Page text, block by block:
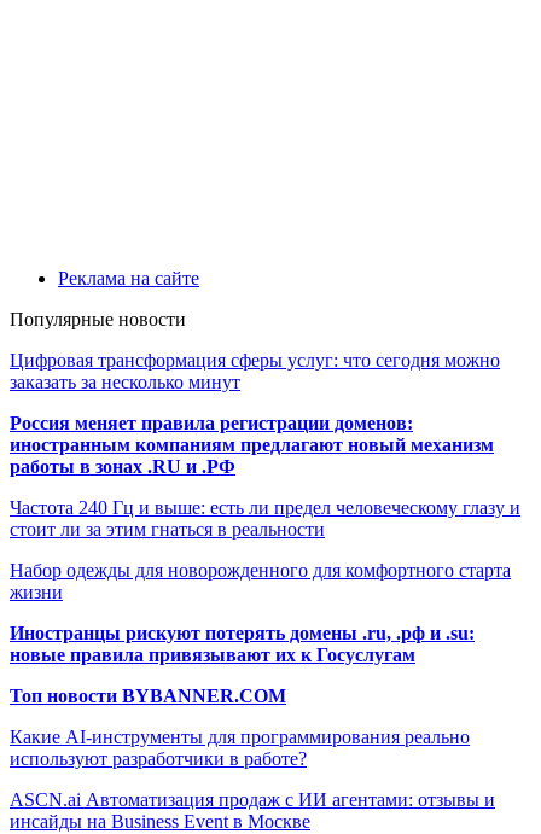
Реклама на сайте
Популярные новости
Цифровая трансформация сферы услуг: что сегодня можно
заказать за несколько минут
Россия меняет правила регистрации доменов:
иностранным компаниям предлагают новый механизм
работы в зонах .RU и .РФ
Частота 240 Гц и выше: есть ли предел человеческому глазу и
стоит ли за этим гнаться в реальности
Набор одежды для новорожденного для комфортного старта
жизни
Иностранцы рискуют потерять домены .ru, .рф и .su:
новые правила привязывают их к Госуслугам
Топ новости BYBANNER.COM
Какие AI-инструменты для программирования реально
используют разработчики в работе?
ASCN.ai Автоматизация продаж с ИИ агентами: отзывы и
инсайды на Business Event в Москве